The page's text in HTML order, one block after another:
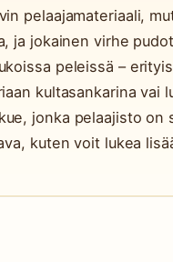
pelaajamateriaali,
ja jokainen virhe
peleissä –
kultasankarina vai
jonka pelaajisto
kuten voit lukea